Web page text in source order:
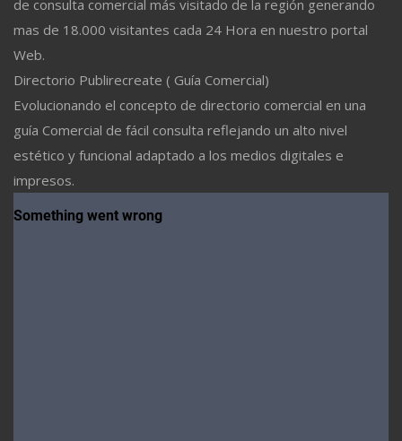
de consulta comercial más visitado de la región generando
mas de 18.000 visitantes cada 24 Hora en nuestro portal
Web.
Directorio Publirecreate ( Guía Comercial)
Evolucionando el concepto de directorio comercial en una
guía Comercial de fácil consulta reflejando un alto nivel
estético y funcional adaptado a los medios digitales e
impresos.